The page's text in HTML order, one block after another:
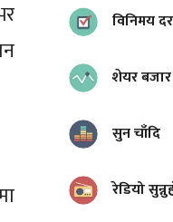
विनिमय दर
शेयर बजार
सुन चाँदि
रेडियो